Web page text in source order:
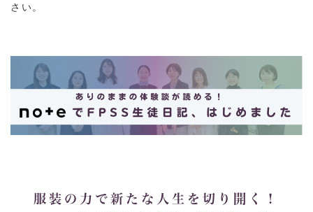
さい。
服装の力で新たな人生を切り開く！